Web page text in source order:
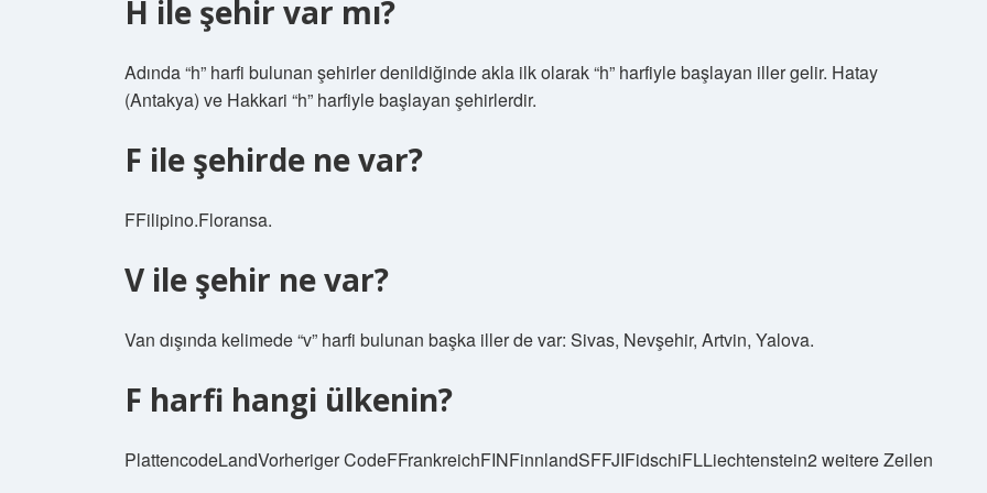
H ile şehir var mı?
Adında “h” harfi bulunan şehirler denildiğinde akla ilk olarak “h” harfiyle başlayan iller gelir. Hatay
(Antakya) ve Hakkari “h” harfiyle başlayan şehirlerdir.
F ile şehirde ne var?
FFilipino.Floransa.
V ile şehir ne var?
Van dışında kelimede “v” harfi bulunan başka iller de var: Sivas, Nevşehir, Artvin, Yalova.
F harfi hangi ülkenin?
PlattencodeLandVorheriger CodeFFrankreichFINFinnlandSFFJIFidschiFLLiechtenstein2 weitere Zeilen